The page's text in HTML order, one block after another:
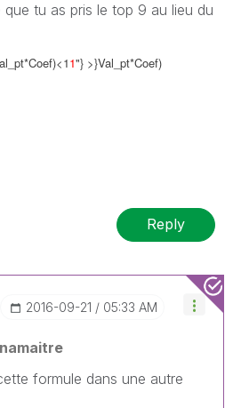
tu as pris le top 9 au lieu du
1"} >}Val_pt*Coef)
Reply
‎2016-09-21 05:33 AM
formule dans une autre